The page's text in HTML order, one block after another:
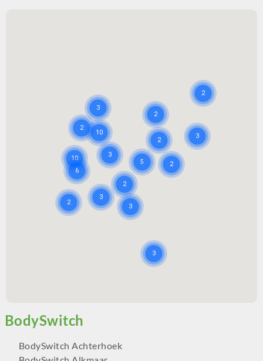
BodySwitch Achterhoek